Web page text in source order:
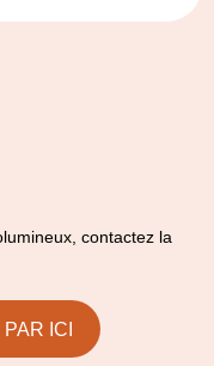
contactez la
ICI